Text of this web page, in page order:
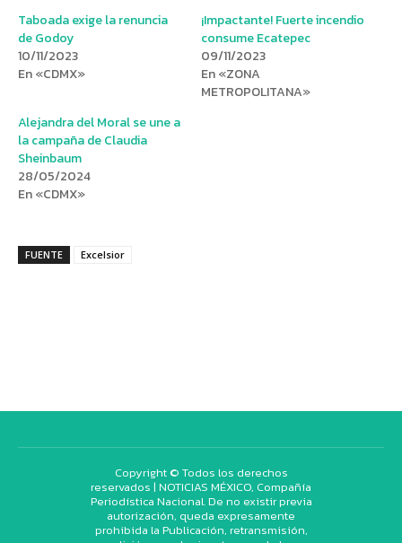
Taboada exige la renuncia
de Godoy
10/11/2023
En «CDMX»
¡Impactante! Fuerte incendio
consume Ecatepec
09/11/2023
En «ZONA
METROPOLITANA»
Alejandra del Moral se une a
la campaña de Claudia
Sheinbaum
28/05/2024
En «CDMX»
FUENTE Excelsior
Copyright © Todos los derechos
reservados | NOTICIAS MÉXICO, Compañía
Periodística Nacional. De no existir previa
autorización, queda expresamente
prohibida la Publicación, retransmisión,